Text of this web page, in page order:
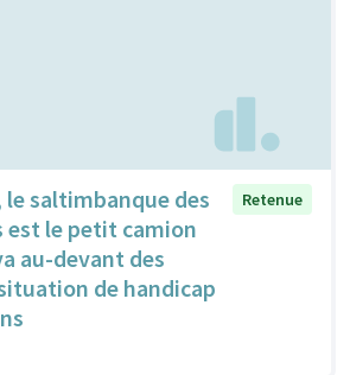
le saltimbanque des
est le petit camion
au-devant des
de handicap
Retenue